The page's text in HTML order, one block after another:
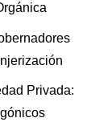
Privada: